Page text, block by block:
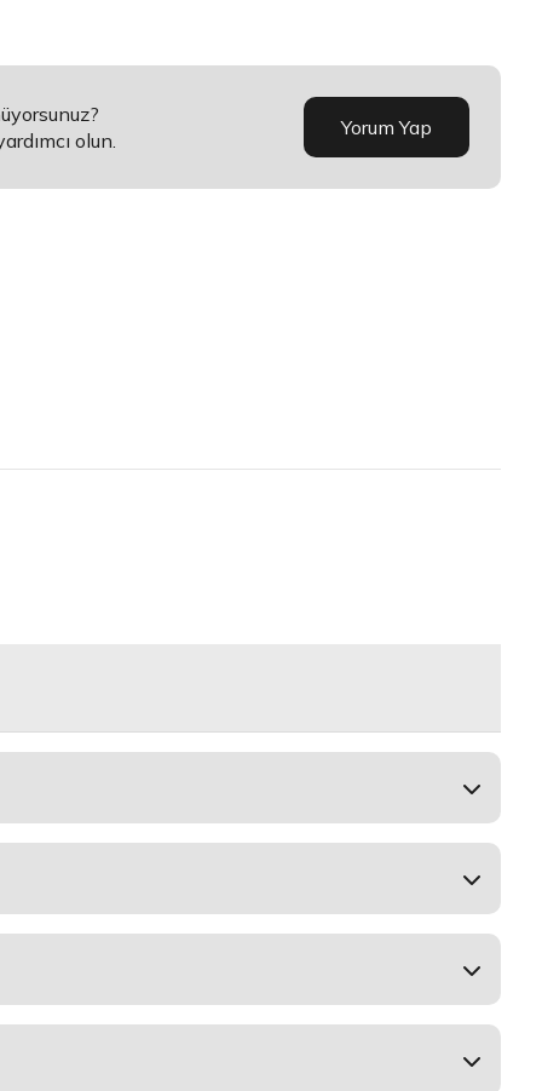
olun.
Yorum Yap